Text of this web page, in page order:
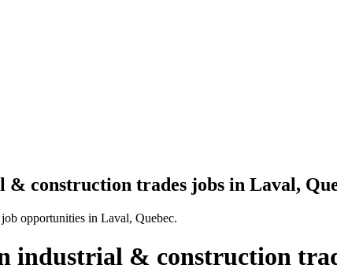
construction trades jobs in Laval,
opportunities in Laval, Quebec.
industrial & construction